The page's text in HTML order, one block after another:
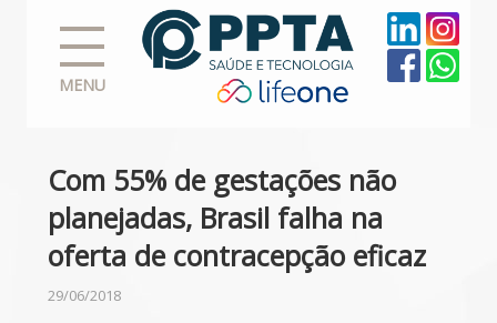
MENU
Com 55% de gestações não
planejadas, Brasil falha na
oferta de contracepção eficaz
29/06/2018